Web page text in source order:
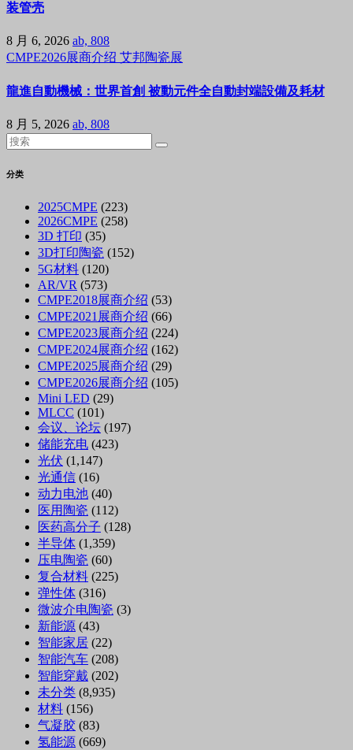
装管壳
8 月 6, 2026 ab, 808
CMPE2026展商介绍 艾邦陶瓷展
龍進自動機械：世界首創 被動元件全自動封端設備及耗材
8 月 5, 2026 ab, 808
分类
2025CMPE (223)
2026CMPE (258)
3D 打印 (35)
3D打印陶瓷 (152)
5G材料 (120)
AR/VR (573)
CMPE2018展商介绍 (53)
CMPE2021展商介绍 (66)
CMPE2023展商介绍 (224)
CMPE2024展商介绍 (162)
CMPE2025展商介绍 (29)
CMPE2026展商介绍 (105)
Mini LED (29)
MLCC (101)
会议、论坛 (197)
储能充电 (423)
光伏 (1,147)
光通信 (16)
动力电池 (40)
医用陶瓷 (112)
医药高分子 (128)
半导体 (1,359)
压电陶瓷 (60)
复合材料 (225)
弹性体 (316)
微波介电陶瓷 (3)
新能源 (43)
智能家居 (22)
智能汽车 (208)
智能穿戴 (202)
未分类 (8,935)
材料 (156)
气凝胶 (83)
氢能源 (669)